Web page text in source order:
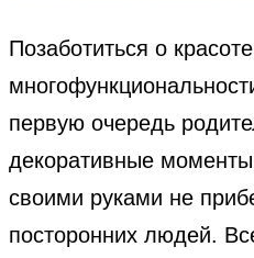
Позаботиться о
первую очередь
декоративные
своими руками не
посторонних людей.